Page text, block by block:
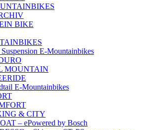
BIKE
E-Mountainbikes
MOUNTAIN
E-Mountainbikes
& CITY
– ePowered by Bosch